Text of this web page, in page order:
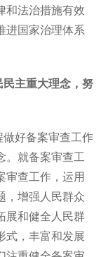
和法治措施有效
进国家治理体系
民主重大理念，努
好备案审查工作
。就备案审查工
审查工作，运用
，增强人民群众
展和健全人民群
式，丰富和发展